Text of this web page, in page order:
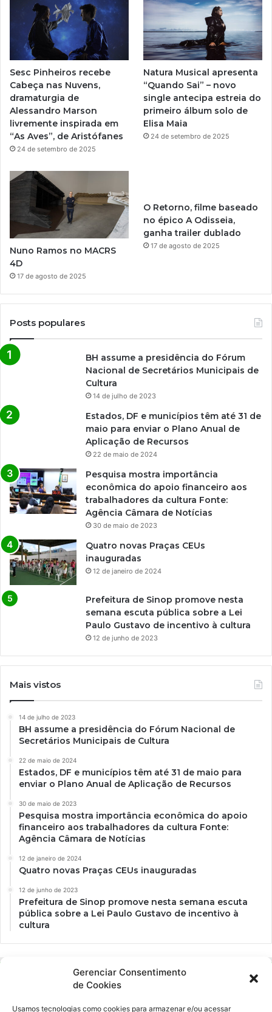
Gerenciar Consentimento
de Cookies
Usamos tecnologias como cookies para armazenar e/ou acessar
e
g
r
a
m
Sesc Pinheiros recebe
Cabeça nas Nuvens,
dramaturgia de
Alessandro Marson
livremente inspirada em
“As Aves”, de Aristófanes
24 de setembro de 2025
Natura Musical apresenta
“Quando Sai” – novo
single antecipa estreia do
primeiro álbum solo de
Elisa Maia
24 de setembro de 2025
Nuno Ramos no MACRS
4D
17 de agosto de 2025
O Retorno, filme baseado
no épico A Odisseia,
ganha trailer dublado
17 de agosto de 2025
Posts populares
BH assume a presidência do Fórum
Nacional de Secretários Municipais de
Cultura
14 de julho de 2023
Estados, DF e municípios têm até 31 de
maio para enviar o Plano Anual de
Aplicação de Recursos
22 de maio de 2024
Pesquisa mostra importância
econômica do apoio financeiro aos
trabalhadores da cultura Fonte:
Agência Câmara de Notícias
30 de maio de 2023
Quatro novas Praças CEUs
inauguradas
12 de janeiro de 2024
Prefeitura de Sinop promove nesta
semana escuta pública sobre a Lei
Paulo Gustavo de incentivo à cultura
12 de junho de 2023
Mais vistos
14 de julho de 2023
BH assume a presidência do Fórum Nacional de
Secretários Municipais de Cultura
22 de maio de 2024
Estados, DF e municípios têm até 31 de maio para
enviar o Plano Anual de Aplicação de Recursos
30 de maio de 2023
Pesquisa mostra importância econômica do apoio
financeiro aos trabalhadores da cultura Fonte:
Agência Câmara de Notícias
12 de janeiro de 2024
Quatro novas Praças CEUs inauguradas
12 de junho de 2023
Prefeitura de Sinop promove nesta semana escuta
pública sobre a Lei Paulo Gustavo de incentivo à
cultura